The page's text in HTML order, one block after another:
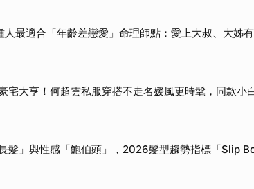
最適合「年齡差戀愛」命理師點：愛上大叔、大姊
宅大亨！何超雲私服穿搭不走名媛風更時髦，同款小
髮」與性感「鮑伯頭」，2026髮型趨勢指標「Slip